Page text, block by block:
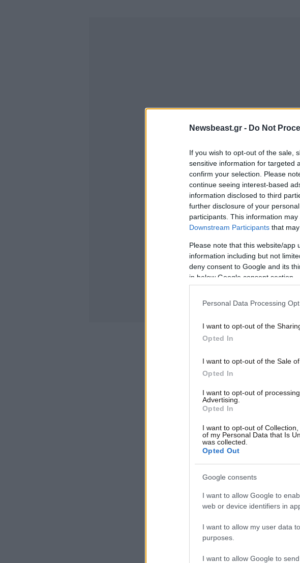
Newsbeast.gr - Do Not
If you wish to opt-out of the sale,
sensitive information for targeted
confirm your selection. Please
continue seeing interest-based
information disclosed to third
further disclosure of your
participants. This information
Downstream Participants that
Please note that this website/
information including but not
deny consent to Google and its
in below Google consent section.
Personal Data Processing
I want to opt-out of the
Opted In
I want to opt-out of the Sale
Opted In
I want to opt-out of
Advertising.
Opted In
I want to opt-out of
of my Personal Data that Is
was collected.
Opted Out
Google consents
I want to allow Google to
web or device identifiers in
I want to allow my user data
purposes.
I want to allow Google to